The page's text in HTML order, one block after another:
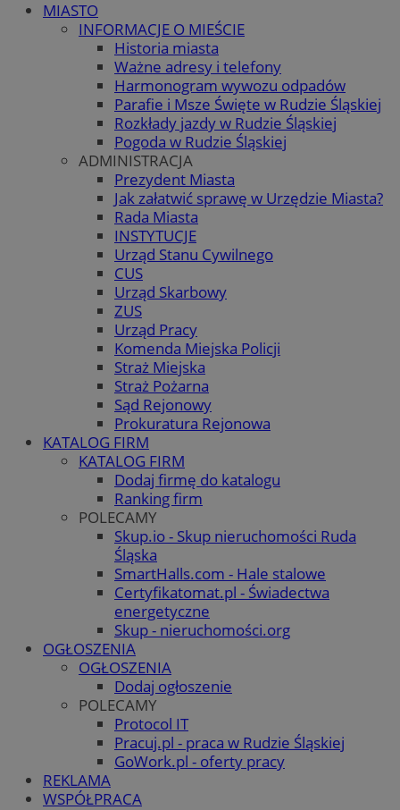
MIASTO
INFORMACJE O MIEŚCIE
Historia miasta
Ważne adresy i telefony
Harmonogram wywozu odpadów
Parafie i Msze Święte w Rudzie Śląskiej
Rozkłady jazdy w Rudzie Śląskiej
Pogoda w Rudzie Śląskiej
ADMINISTRACJA
Prezydent Miasta
Jak załatwić sprawę w Urzędzie Miasta?
Rada Miasta
INSTYTUCJE
Urząd Stanu Cywilnego
CUS
Urząd Skarbowy
ZUS
Urząd Pracy
Komenda Miejska Policji
Straż Miejska
Straż Pożarna
Sąd Rejonowy
Prokuratura Rejonowa
KATALOG FIRM
KATALOG FIRM
Dodaj firmę do katalogu
Ranking firm
POLECAMY
Skup.io - Skup nieruchomości Ruda
Śląska
SmartHalls.com - Hale stalowe
Certyfikatomat.pl - Świadectwa
energetyczne
Skup - nieruchomości.org
OGŁOSZENIA
OGŁOSZENIA
Dodaj ogłoszenie
POLECAMY
Protocol IT
Pracuj.pl - praca w Rudzie Śląskiej
GoWork.pl - oferty pracy
REKLAMA
WSPÓŁPRACA